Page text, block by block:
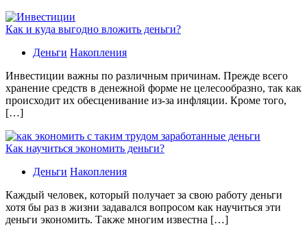
Как и куда выгодно вложить деньги?
Деньги Накопления
Инвестиции важны по различным причинам. Прежде всего
хранение средств в денежной форме не целесообразно, так как
происходит их обесценивание из-за инфляции. Кроме того,
[…]
Как научиться экономить деньги?
Деньги Накопления
Каждый человек, который получает за свою работу деньги
хотя бы раз в жизни задавался вопросом как научиться эти
деньги экономить. Также многим известна […]